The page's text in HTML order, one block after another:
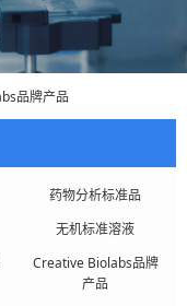
品牌产品
药物分析标准品
无机标准溶液
Creative Biolabs品牌
产品